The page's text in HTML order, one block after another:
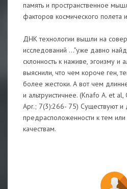
память и пространственное
факторов космического полета
ДНК технологии вышли на
исследований ..."уже давно
склонность к наживе, эгоизму и
выяснили, что чем короче ген,
более жестоки. А вот чем
и альтруистичнее. (Knafo A. et
Apr.; 7(3):266- 75) Существуют и
предрасположенности к тем
качествам.